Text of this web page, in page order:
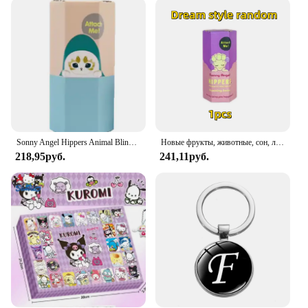
Candy Mint Roll is designed for versatility. Its small
and lightweight nature makes it easy to carry and
share, making it perfect for parties, events, or as a
thoughtful gift. The figurine-shaped candies are not
only a delightful treat but also a fun and engaging
activity for children and adults alike. Their compact
size ensures they can be easily stored and
transported, making them an ideal choice for on-
the-go snacking or as a centerpiece for a candy
buffet.
**A Sweet Treat for Every Occasion**
The Mentos Candy Mint Roll is not just a candy; it's
an experience. The joy of unwrapping a colorful
figurine and enjoying the refreshing mint flavor is
sure to bring a smile to anyone's face. Whether
you're looking to add a playful touch to your own
collection or seeking to stock up for resale, these
sets are available for purchase at competitive prices.
With their cheerful designs and delightful taste,
these candies are a perfect addition to any
celebration, from birthdays to holiday gatherings,
Sonny Angel Hippers Animal Blind Box Series Healing Trendy Car Mobile Phone Ornaments Dumplings Children'S Toys Christmas Gift
218,95руб.
Новые фрукты, животные, сон, лицо, слепая коробка, автомобильное украшение, украшение для мобильного телефона, ручная работа, настольная аниме-кукла
241,11руб.